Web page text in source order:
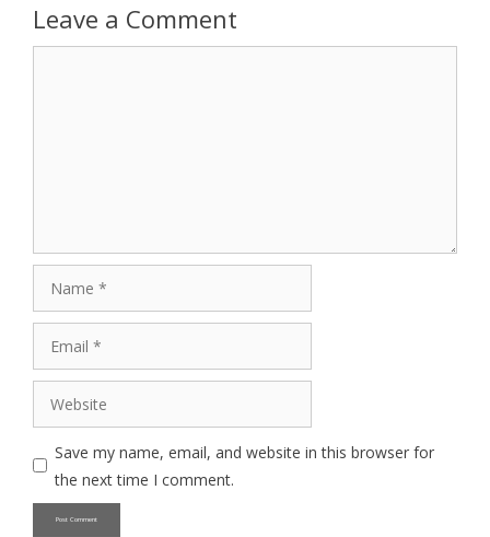
Leave a Comment
Website
Save my name, email, and website in this browser for
the next time I comment.